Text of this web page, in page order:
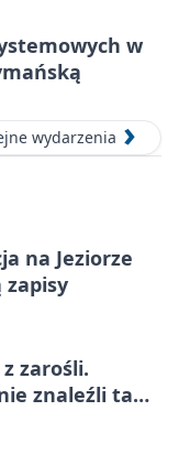
w
wydarzenia
na Jeziorze
zapisy
z zarośli.
znaleźli tam